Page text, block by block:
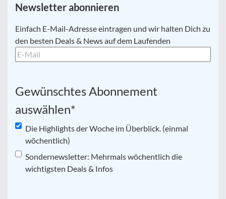
Newsletter abonnieren
E-
Mail *
Einfach E-Mail-Adresse eintragen und wir halten Dich zu
den besten Deals & News auf dem Laufenden
Gewünschtes Abonnement
auswählen*
Die Highlights der Woche im Überblick. (einmal
wöchentlich)
Sondernewsletter: Mehrmals wöchentlich die
wichtigsten Deals & Infos